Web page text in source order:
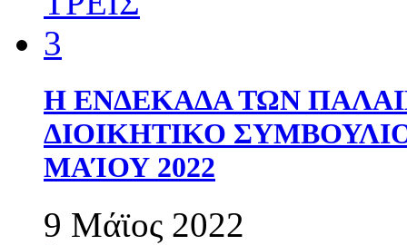
Η ΕΝΔΕΚΑΔΑ ΤΩΝ
ΔΙΟΙΚΗΤΙΚΟ
ΜΑΊΟΥ 2022
9 Μάϊος 2022